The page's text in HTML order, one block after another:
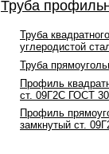
Труба
Труба
углеродистой
Труба
Профиль
ст. 09Г2С ГОСТ
Профиль
замкнутый ст.